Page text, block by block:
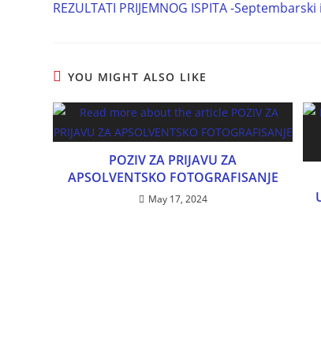
REZULTATI PRIJEMNOG ISPITA -
YOU MIGHT ALSO LIKE
POZIV ZA PRIJAVU ZA
APSOLVENTSKO FOTOGRAFISANJE
May 17, 2024